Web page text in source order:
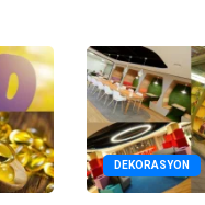
DEKORASYON